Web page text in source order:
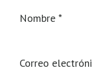
Nombre *
Correo